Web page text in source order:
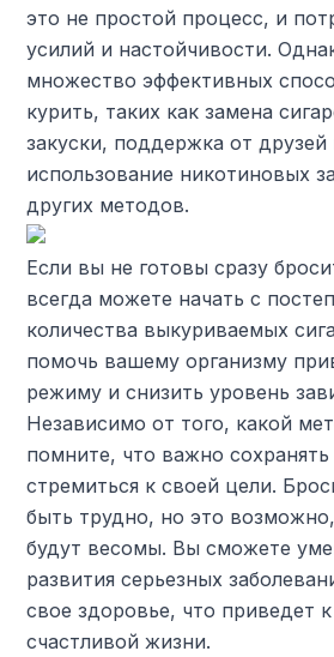
это не простой процесс, и
усилий и настойчивости.
множество эффективных
курить, таких как замена
закуски, поддержка от друзей
использование никотиновых
других методов.
Если вы не готовы сразу
всегда можете начать с
количества выкуриваемых
помочь вашему организму
режиму и снизить уровень
Независимо от того, какой
помните, что важно
стремиться к своей цели.
быть трудно, но это
будут весомы. Вы сможете
развития серьезных
свое здоровье, что приведет
счастливой жизни.